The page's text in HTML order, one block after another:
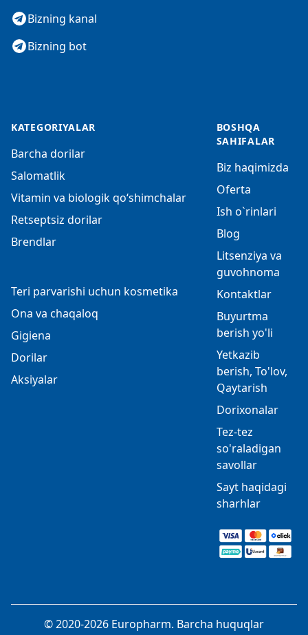
Bizning kanal
Bizning bot
KATEGORIYALAR
Barcha dorilar
Salomatlik
Vitamin va biologik qo‘shimchalar
Retseptsiz dorilar
Brendlar
Teri parvarishi uchun kosmetika
Ona va chaqaloq
Gigiena
Dorilar
Aksiyalar
BOSHQA
SAHIFALAR
Biz haqimizda
Oferta
Ish o`rinlari
Blog
Litsenziya va
guvohnoma
Kontaktlar
Buyurtma
berish yo'li
Yetkazib
berish, To'lov,
Qaytarish
Dorixonalar
Tez-tez
so'raladigan
savollar
Sayt haqidagi
sharhlar
© 2020-2026 Europharm. Barcha huquqlar